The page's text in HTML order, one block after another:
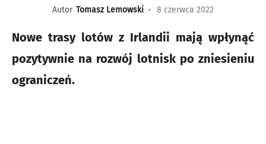
Autor Tomasz Lemowski - 8 czerwca 2022
Nowe trasy lotów z Irlandii mają wpłynąć
pozytywnie na rozwój lotnisk po zniesieniu
ograniczeń.